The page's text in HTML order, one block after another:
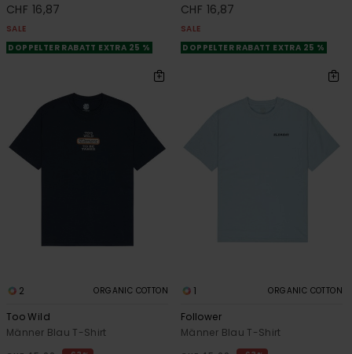
CHF 16,87
SALE
DOPPELTER RABATT EXTRA 25 %
CHF 16,87
SALE
DOPPELTER RABATT EXTRA 25 %
2 ORGANIC COTTON
Too Wild
Männer Blau T-Shirt
1 ORGANIC COTTON
Follower
Männer Blau T-Shirt